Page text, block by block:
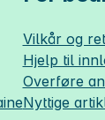
Vilkår og
Hjelp til
Overføre
Nyttige